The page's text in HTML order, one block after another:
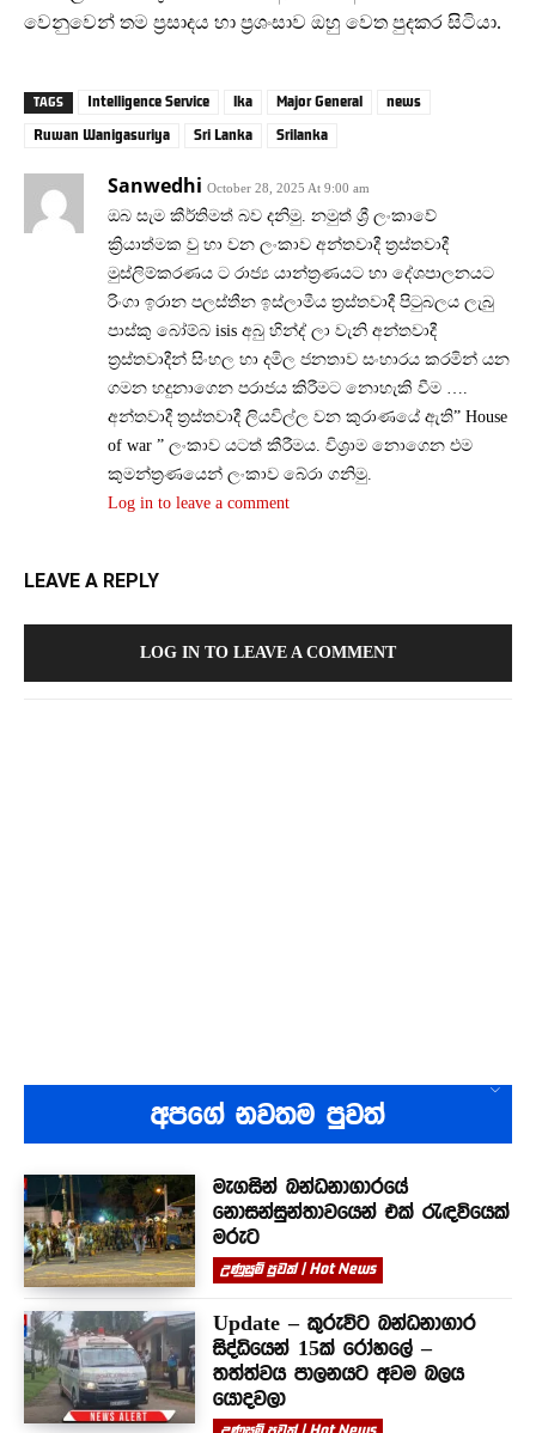
වෙනුවෙන් තම ප්‍රසාදය හා ප්‍රශංසාව ඔහු වෙත පුදකර සිටියා.
TAGS Intelligence Service lka Major General
news
Ruwan Wanigasuriya
Sri Lanka Srilanka
Sanwedhi October 28, 2025 At 9:00 am
ඔබ සැම කීර්තිමත් බව දනිමු. නමුත් ශ්‍රී ලංකාවේ
ක්‍රියාත්මක වු හා වන ලංකාව අන්තවාදී ත්‍රස්තවාදී
මුස්ලිම්කරණය ට රාජ්‍ය යාන්ත්‍රණයට හා දේශපාලනයට
රිංගා ඉරාන පලස්තීන ඉස්ලාමීය ත්‍රස්තවාදී පිටුබලය ලැබු
පාස්කු බෝම්බ isis අබු හින්ද් ලා වැනි අන්තවාදී
ත්‍රස්තවාදීන් සිංහල හා දමිල ජනතාව සංහාරය කරමින් යන
ගමන හදුනාගෙන පරාජය කිරීමට නොහැකි වීම ….
අන්තවාදී ත්‍රස්තවාදී ලියවිල්ල වන කුරාණයේ ඇති” House
of war ” ලංකාව යටත් කීරීමය. විශ්‍රාම නොගෙන එම
කුමන්ත්‍රණයෙන් ලංකාව බේරා ගනිමු.
Log in to leave a comment
LEAVE A REPLY
LOG IN TO LEAVE A COMMENT
අපගේ නවතම පුවත්
මැගසින් බන්ධනාගාරයේ
නොසන්සුන්තාවයෙන් එක් රැඳවියෙක්
මරුට
උණුසුම් පුවත් | Hot News
Update – කුරුවිට බන්ධනාගාර
සිද්ධියෙන් 15ක් රෝහලේ –
තත්ත්වය පාලනයට අවම බලය
යොදවලා